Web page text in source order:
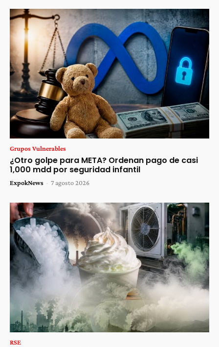
Grupos Vulnerables
¿Otro golpe para META? Ordenan pago de casi
1,000 mdd por seguridad infantil
ExpokNews - 7 agosto 2026
RSE